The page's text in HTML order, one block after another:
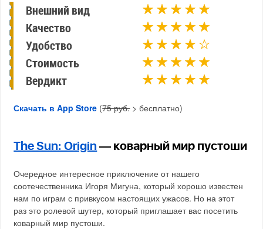
Внешний вид
Качество
Удобство
Стоимость
Вердикт
Скачать в App Store (75 руб.> бесплатно)
The Sun: Origin — коварный мир пустоши
Очередное интересное приключение от нашего
соотечественника Игоря Мигуна, который хорошо известен
нам по играм с привкусом настоящих ужасов. Но на этот
раз это ролевой шутер, который приглашает вас посетить
коварный мир пустоши.